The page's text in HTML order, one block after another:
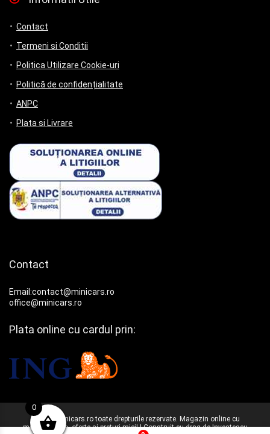
Contact
Termeni si Conditii
Politica Utilizare Cookie-uri
Politică de confidențialitate
ANPC
Plata si Livrare
Contact
Email:contact@minicars.ro
office@minicars.ro
Plata online cu cardul prin:
© 2025 Minicars.ro toate drepturile rezervate. Magazin online cu
machete auto, oferte si preturi mici! | Construit cu drag deInvestescu
0